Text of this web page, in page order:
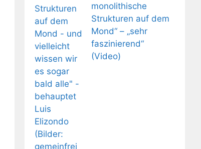
monolithische
Strukturen auf dem
Mond“ – „sehr
faszinierend“
(Video)